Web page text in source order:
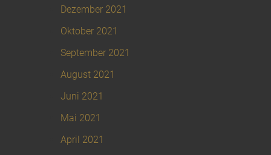
Dezember 2021
Oktober 2021
September 2021
August 2021
Juni 2021
Mai 2021
April 2021